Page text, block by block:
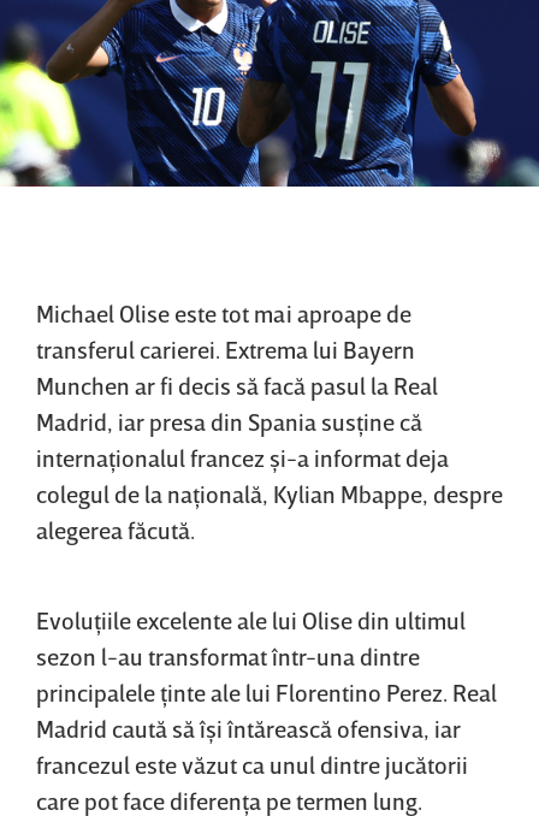
Michael Olise este tot mai aproape de
transferul carierei. Extrema lui Bayern
Munchen ar fi decis să facă pasul la Real
Madrid, iar presa din Spania susţine că
internaţionalul francez şi-a informat deja
colegul de la naţională, Kylian Mbappe, despre
alegerea făcută.
Evoluţiile excelente ale lui Olise din ultimul
sezon l-au transformat într-una dintre
principalele ţinte ale lui Florentino Perez. Real
Madrid caută să îşi întărească ofensiva, iar
francezul este văzut ca unul dintre jucătorii
care pot face diferenţa pe termen lung.